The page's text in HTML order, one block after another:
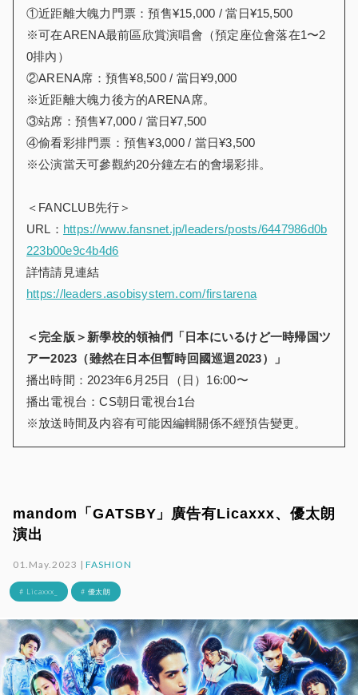
①近距離大魄力門票：預售¥15,000 / 當日¥15,500
※可在ARENA最前區欣賞演唱會（預定座位會落在1〜2
0排內）
②ARENA席：預售¥8,500 / 當日¥9,000
※近距離大魄力後方的ARENA席。
③站席：預售¥7,000 / 當日¥7,500
④偷看彩排門票：預售¥3,000 / 當日¥3,500
※公演當天可參觀約20分鐘左右的會場彩排。
＜FANCLUB先行＞
URL： https://www.fansnet.jp/leaders/posts/6447986d0b
223b00e9c4b4d6
詳情請見連結
https://leaders.asobisystem.com/firstarena
＜完全版＞新學校的領袖們「日本にいるけど一時帰国ツ
アー2023（雖然在日本但暫時回國巡迴2023）」
播出時間：2023年6月25日（日）16:00〜
播出電視台：CS朝日電視台1台
※放送時間及内容有可能因編輯關係不經預告變更。
mandom「GATSBY」廣告有Licaxxx、優太朗
演出
01.May.2023 |FASHION
# Licaxxx_ # 優太朗